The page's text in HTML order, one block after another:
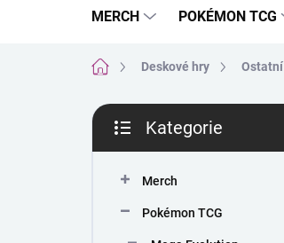
MERCH POKÉMON TCG
Domů Deskové hry Ostatní
P
s
kategorie
Kategorie
Merch
Pokémon TCG